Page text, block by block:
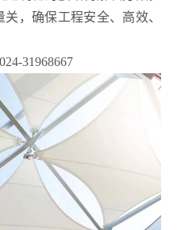
，确保工程安全、高效、
31968667